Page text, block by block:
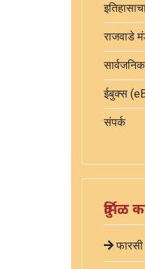
राजवाडे
ईबुक्स
संपर्क
दुर्मिळ